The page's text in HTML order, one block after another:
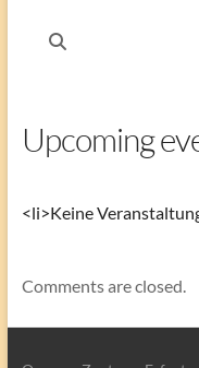
Upcoming
<li>Keine
Comments are closed.